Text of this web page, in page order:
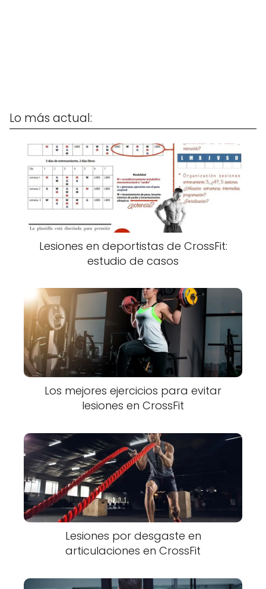
Lo más actual:
Lesiones en deportistas de CrossFit:
estudio de casos
Los mejores ejercicios para evitar
lesiones en CrossFit
Lesiones por desgaste en
articulaciones en CrossFit